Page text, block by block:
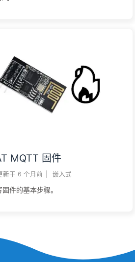
MQTT 固件
新于 6 个月前 嵌入式
件的基本步骤。